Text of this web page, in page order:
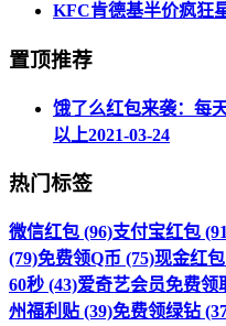
KFC肯德基半价疯狂
置顶推荐
饿了么红包来袭：每
以上2021-03-24
热门标签
微信红包 (96)支付宝红包
(79)免费领Q币 (75)现金红
60秒 (43)爱奇艺会员免费领
州福利贴 (39)免费领绿钻